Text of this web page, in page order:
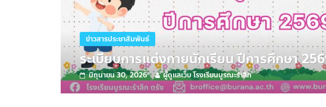
ข่าวสารประชาสัมพันธ์
ระเบียบการแต่งกายนักเรียน ปีการศึกษา 2569
มิถุนายน 30, 2026 ผู้ดูแลเว็บ โรงเรียนบูรณะรำลึก